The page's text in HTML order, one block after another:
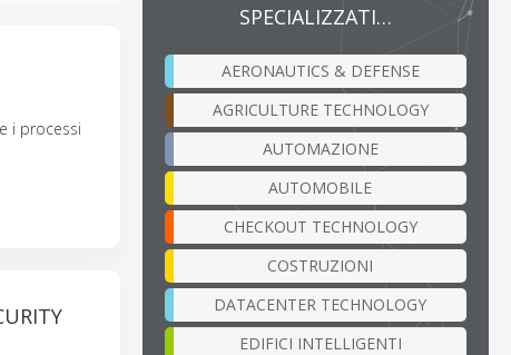
i processi
SPECIALIZZATI…
AERONAUTICS & DEFENSE
AGRICULTURE TECHNOLOGY
AUTOMAZIONE
AUTOMOBILE
CHECKOUT TECHNOLOGY
COSTRUZIONI
DATACENTER TECHNOLOGY
EDIFICI INTELLIGENTI